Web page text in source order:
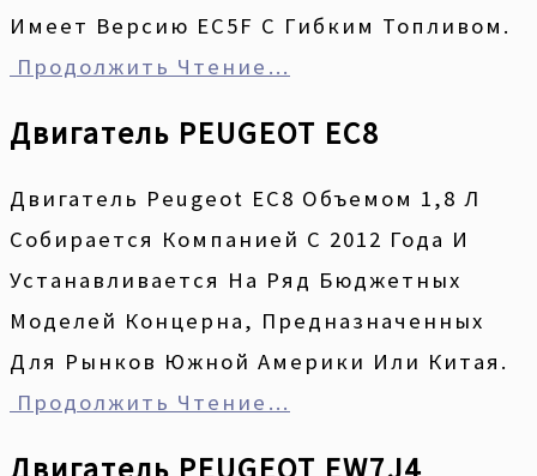
Имеет Версию EC5F С Гибким Топливом.
Продолжить Чтение…
Двигатель PEUGEOT EC8
Двигатель Peugeot EC8 Объемом 1,8 Л
Собирается Компанией С 2012 Года И
Устанавливается На Ряд Бюджетных
Моделей Концерна, Предназначенных
Для Рынков Южной Америки Или Китая.
Продолжить Чтение…